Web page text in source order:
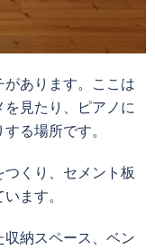
あります。ここは
見たり、ピアノに
る場所です。
くり、セメント板
ます。
納スペース、ベン